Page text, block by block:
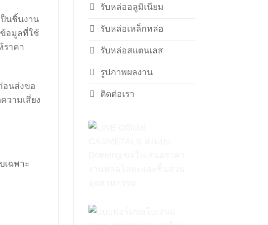
ป็นชิ้นงาน
ข้อมูลที่ใช้
ราคา
อนส่งขอ
วามเสี่ยง
เฉพาะ
รับหล่ออลูมิเนียม
รับหล่อเหล็กหล่อ
รับหล่อสแตนเลส
รูปภาพผลงาน
ติดต่อเรา